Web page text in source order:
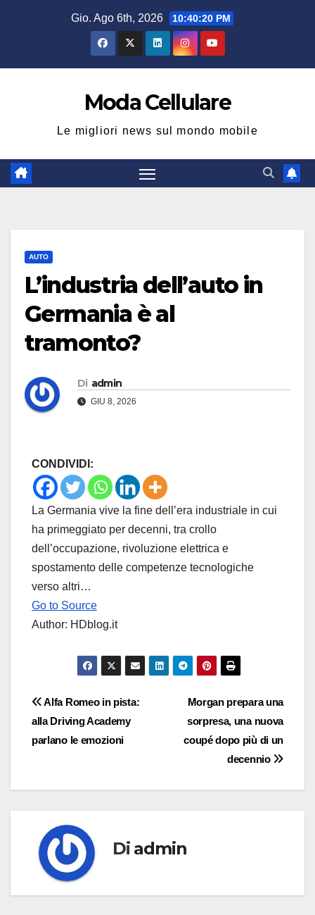
Gio. Ago 6th, 2026 10:40:21 PM
Moda Cellulare
Le migliori news sul mondo mobile
AUTO
L’industria dell’auto in
Germania è al
tramonto?
Di admin
GIU 8, 2026
CONDIVIDI:
La Germania vive la fine dell’era industriale in cui
ha primeggiato per decenni, tra crollo
dell’occupazione, rivoluzione elettrica e
spostamento delle competenze tecnologiche
verso altri…
Go to Source
Author: HDblog.it
Navigazione
articoli
Morgan prepara una
sorpresa, una nuova
coupé dopo più di un
decennio
Alfa Romeo in pista:
alla Driving Academy
parlano le emozioni
Di admin